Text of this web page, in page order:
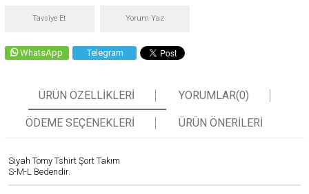
Tavsiye Et Yorum Yaz
WhatsApp Telegram
ÜRÜN ÖZELLIKLERI YORUMLAR(0)
ÖDEME SEÇENEKLERI ÜRÜN ÖNERILERI
Siyah Tomy Tshirt Şort Takım
S-M-L Bedendir.